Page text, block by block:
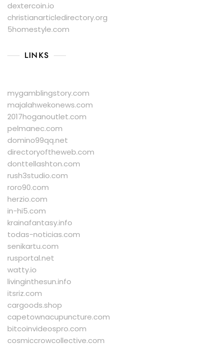
dextercoin.io
christianarticledirectory.org
5homestyle.com
LINKS
mygamblingstory.com
majalahwekonews.com
2017hoganoutlet.com
pelmanec.com
domino99qq.net
directoryoftheweb.com
donttellashton.com
rush3studio.com
roro90.com
herzio.com
in-hi5.com
krainafantasy.info
todas-noticias.com
senikartu.com
rusportal.net
watty.io
livinginthesun.info
itsriz.com
cargoods.shop
capetownacupuncture.com
bitcoinvideospro.com
cosmiccrowcollective.com